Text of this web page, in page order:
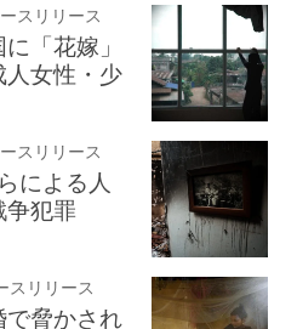
スリリース
「花嫁」
人女性・少
スリリース
による人
争犯罪
スリリース
脅かされ